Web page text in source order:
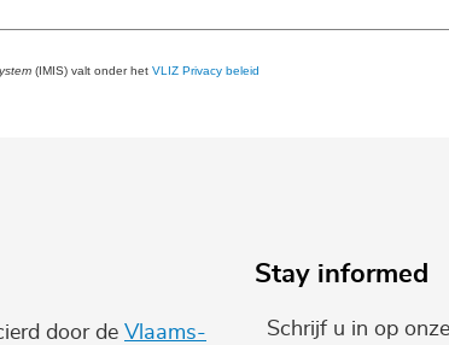
(IMIS) valt onder het VLIZ Privacy beleid
door de Vlaams-
Stay informed
Schrijf u in op